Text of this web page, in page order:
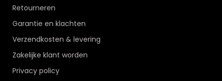
Retourneren
Garantie en klachten
Verzendkosten & levering
Zakelijke klant worden
Privacy policy